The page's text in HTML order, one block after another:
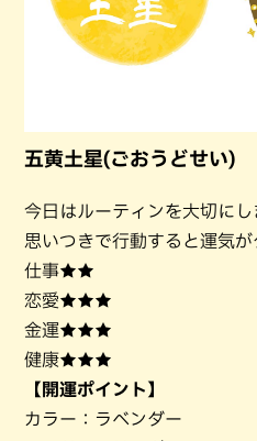
五黄土星(ごおうどせい)
今日はルーティンを大切にし
思いつきで行動すると運気が
仕事★★
恋愛★★★
金運★★★
健康★★★
【開運ポイント】
カラー：ラベンダー